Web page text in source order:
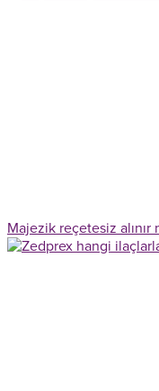
Majezik reçetesiz alınır